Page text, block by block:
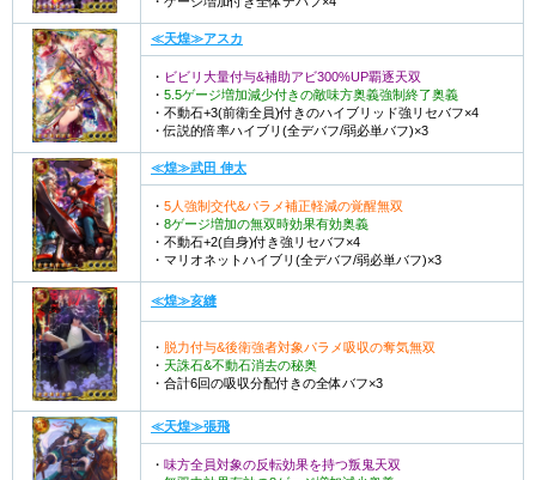
≪天煌≫アスカ
・ ビビリ大量付与&補助アビ300%UP覇逐天双
・ 5.5ゲージ増加減少付きの敵味方奥義強制終了奥義
・不動石+3(前衛全員)付きのハイブリッド強リセバフ×4
・伝説的倍率ハイブリ(全デバフ/弱必単バフ)×3
≪煌≫武田 伸太
・ 5人強制交代&パラメ補正軽減の覚醒無双
・ 8ゲージ増加の無双時効果有効奥義
・不動石+2(自身)付き強リセバフ×4
・マリオネットハイブリ(全デバフ/弱必単バフ)×3
≪煌≫亥縫
・ 脱力付与&後衛強者対象パラメ吸収の奪気無双
・ 天誅石&不動石消去の秘奥
・合計6回の吸収分配付きの全体バフ×3
≪天煌≫張飛
・ 味方全員対象の反転効果を持つ叛鬼天双